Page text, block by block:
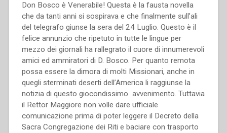
Don Bosco è Venerabile! Questa è la fausta novella
che da tanti anni si sospirava e che finalmente sull’ali
del telegrafo giunse la sera del 24 Luglio. Questo è il
felice annunzio che ripetuto in tutte le lingue per
mezzo dei giornali ha rallegrato il cuore di innumerevoli
amici ed ammiratori di D. Bosco. Per quanto remota
possa essere la dimora di molti Missionari, anche in
quegli sterminati deserti dell’America li raggiunse la
notizia di questo giocondissimo avvenimento. Tuttavia
il Rettor Maggiore non volle dare ufficiale
comunicazione prima di poter leggere il Decreto della
Sacra Congregazione dei Riti e baciare con trasporto